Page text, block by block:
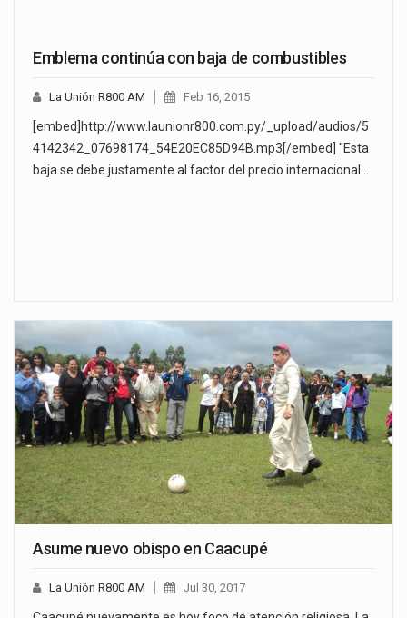
Emblema continúa con baja de combustibles
La Unión R800 AM Feb 16, 2015
[embed]http://www.launionr800.com.py/_upload/audios/5
4142342_07698174_54E20EC85D94B.mp3[/embed] "Esta
baja se debe justamente al factor del precio internacional…
Asume nuevo obispo en Caacupé
La Unión R800 AM Jul 30, 2017